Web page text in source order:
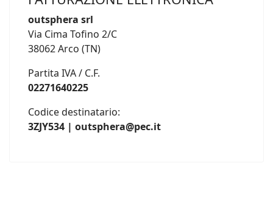
outsphera srl
Via Cima Tofino 2/C
38062 Arco (TN)
Partita IVA / C.F.
02271640225
Codice destinatario:
3ZJY534 | outsphera@pec.it